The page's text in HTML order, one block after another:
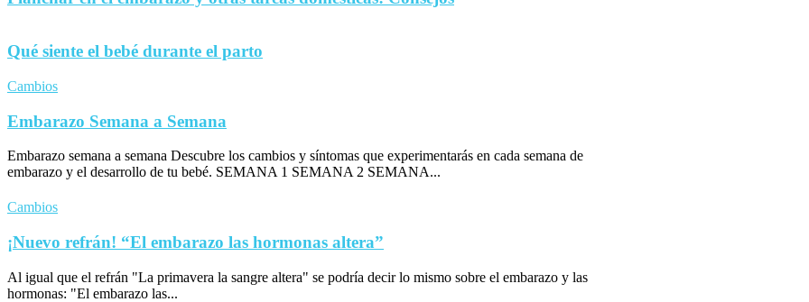
Qué siente el bebé durante el parto
Cambios
Embarazo Semana a Semana
Embarazo semana a semana Descubre los cambios y síntomas que experimentarás en cada semana de
embarazo y el desarrollo de tu bebé. SEMANA 1 SEMANA 2 SEMANA...
Cambios
¡Nuevo refrán! “El embarazo las hormonas altera”
Al igual que el refrán "La primavera la sangre altera" se podría decir lo mismo sobre el embarazo y las
hormonas: "El embarazo las...